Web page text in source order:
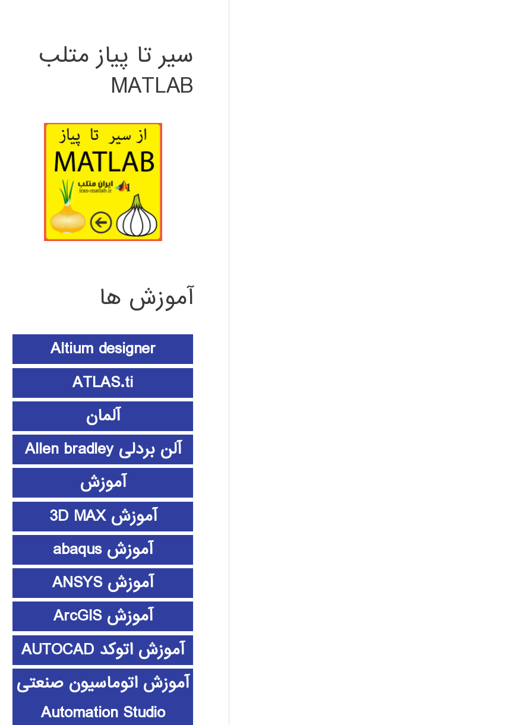
سیر تا پیاز متلب
MATLAB
آموزش ها
Altium designer
ATLAS.ti
آلمان
آلن بردلی Allen bradley
آموزش
آموزش 3D MAX
آموزش abaqus
آموزش ANSYS
آموزش ArcGIS
آموزش اتوکد AUTOCAD
آموزش اتوماسیون صنعتی
Automation Studio